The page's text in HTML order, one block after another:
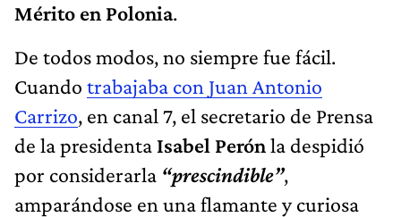
Mérito en Polonia.
De todos modos, no siempre fue fácil.
Cuando trabajaba con Juan Antonio
Carrizo, en canal 7, el secretario de Prensa
de la presidenta Isabel Perónla despidió
por considerarla “prescindible”,
amparándose en una flamante y curiosa